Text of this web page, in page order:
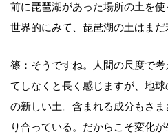
前に琵琶湖があった場所の土を
世界的にみて、琵琶湖の土はまだ
篠：そうですね。人間の尺度で
てしなくと長く感じますが、地
の新しい土。含まれる成分もさ
り合っている。だからこそ変化が